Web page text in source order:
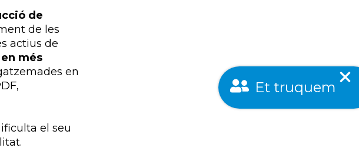
de
de les
actius de
més
en
el seu
Et truquem